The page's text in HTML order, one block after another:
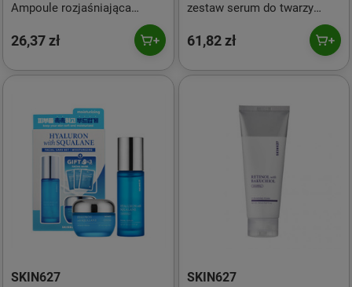
Ampoule rozjaśniająca
niacynamidem 34ml
26,37 zł
zestaw serum do twarzy
50ml + krem do twarzy 50g +
maski w płachcie 3x22ml
61,82 zł
SKIN627 SKIN627